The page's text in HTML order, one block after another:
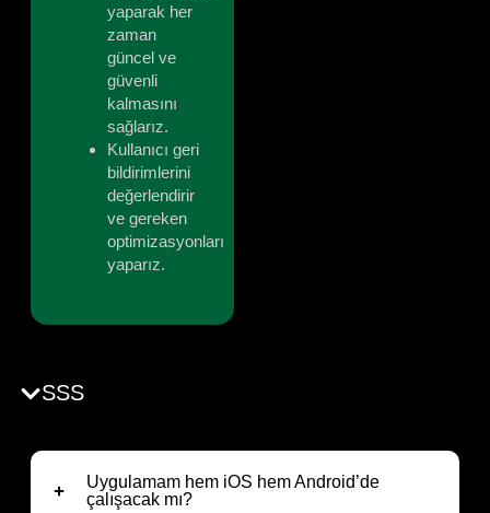
yaparak her
zaman
güncel ve
güvenli
kalmasını
sağlarız.
Kullanıcı geri
bildirimlerini
değerlendirir
ve gereken
optimizasyonları
yaparız.
SSS
Uygulamam hem iOS hem Android’de
çalışacak mı?